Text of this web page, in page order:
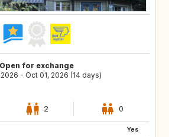
Open for exchange
- Oct 01, 2026 (14 days)
2 0
Yes